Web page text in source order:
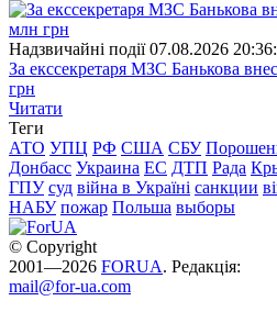
Надзвичайні події 07.08.2026
За екссекретаря МЗС Банькова
грн
Читати
Теги
АТО УПЦ РФ США СБУ
Донбасс Украина ЕС ДТП Рада
ГПУ суд війна в Україні санкции
НАБУ пожар Польша выборы
© Copyright
2001—2026 FORUA. Редакція:
mail@for-ua.com